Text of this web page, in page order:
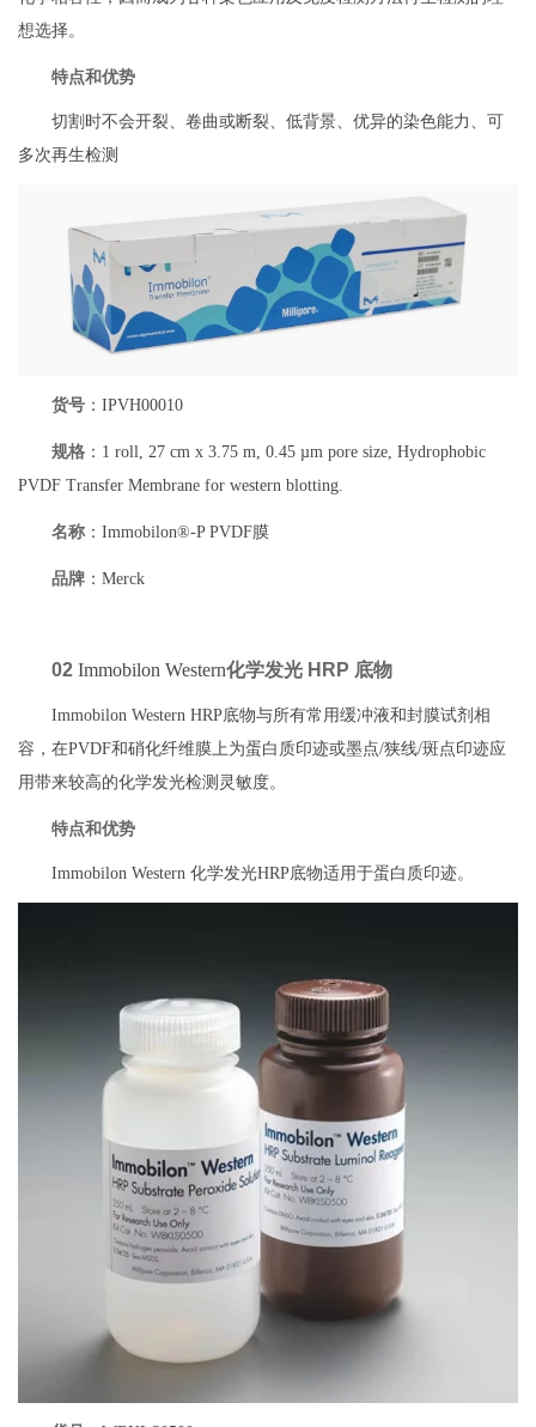
想选择。
特点和优势
切割时不会开裂、卷曲或断裂、低背景、优异的染色能力、可
多次再生检测
货号 ：IPVH00010
规格 ：1 roll, 27 cm x 3.75 m, 0.45 µm pore size, Hydrophobic
PVDF Transfer Membrane for western blotting.
名称 ：Immobilon®-P PVDF膜
品牌 ：Merck
02 Immobilon Western化学发光 HRP 底物
Immobilon Western HRP底物与所有常用缓冲液和封膜试剂相
容，在PVDF和硝化纤维膜上为蛋白质印迹或墨点/狭线/斑点印迹应
用带来较高的化学发光检测灵敏度。
特点和优势
Immobilon Western 化学发光HRP底物适用于蛋白质印迹。